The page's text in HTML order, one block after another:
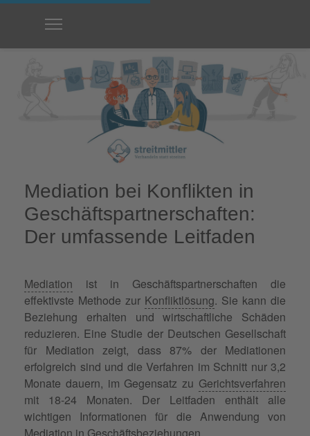
Mediation bei Konflikten in
Geschäftspartnerschaften:
Der umfassende Leitfaden
Mediation ist in Geschäftspartnerschaften die
effektivste Methode zur Konfliktlösung. Sie kann die
Beziehung erhalten und wirtschaftliche Schäden
reduzieren. Eine Studie der Deutschen Gesellschaft
für Mediation zeigt, dass 87% der Mediationen
erfolgreich sind und die Verfahren im Schnitt nur 3,2
Monate dauern, im Gegensatz zu Gerichtsverfahren
mit 18-24 Monaten. Der Leitfaden enthält alle
wichtigen Informationen für die Anwendung von